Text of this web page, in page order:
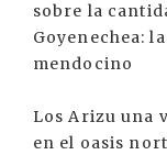
sobre la
Goyenechea:
mendocino
Los Arizu una
en el oasis